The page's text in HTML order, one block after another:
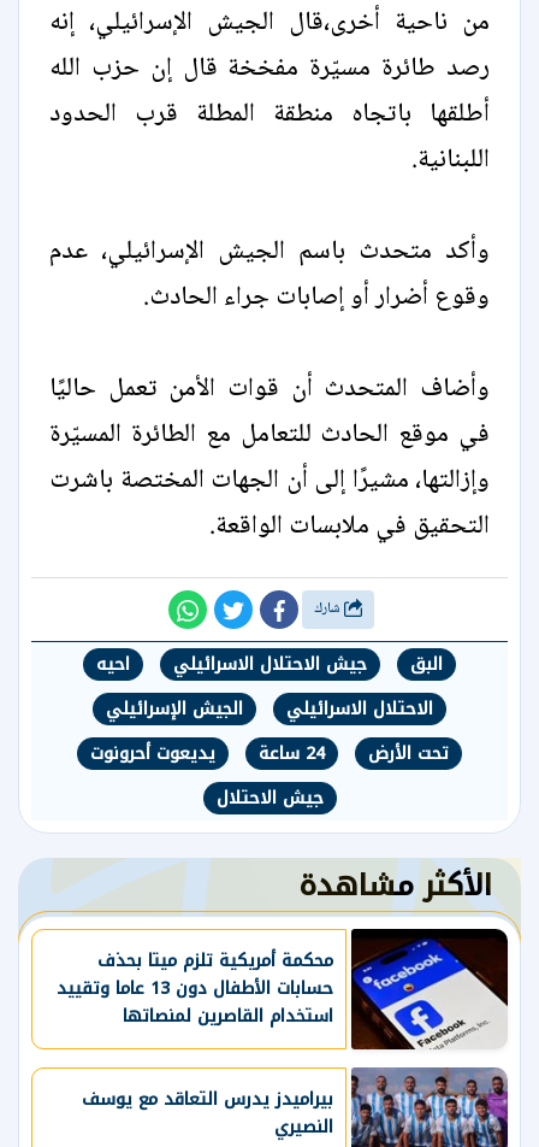
من ناحية أخرى،قال الجيش الإسرائيلي، إنه
رصد طائرة مسيّرة مفخخة قال إن حزب الله
أطلقها باتجاه منطقة المطلة قرب الحدود
اللبنانية.
وأكد متحدث باسم الجيش الإسرائيلي، عدم
وقوع أضرار أو إصابات جراء الحادث.
وأضاف المتحدث أن قوات الأمن تعمل حاليًا
في موقع الحادث للتعامل مع الطائرة المسيّرة
وإزالتها، مشيرًا إلى أن الجهات المختصة باشرت
التحقيق في ملابسات الواقعة.
البق جيش الاحتلال الاسرائيلي
احيه
الاحتلال الاسرائيلي
الجيش الإسرائيلي
تحت الأرض
24 ساعة
يديعوت أحرونوت
جيش الاحتلال
الأكثر مشاهدة
محكمة أمريكية تلزم ميتا بحذف
حسابات الأطفال دون 13 عاما وتقييد
استخدام القاصرين لمنصاتها
بيراميدز يدرس التعاقد مع يوسف
النصيري